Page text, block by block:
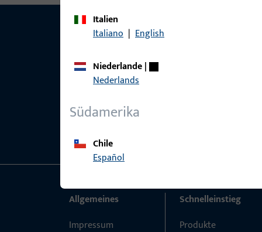
Italien
Italiano | English
Niederlande|
Nederlands
Südamerika
Chile
Español
Allgemeines
Impressum
Schnelleinstieg
Produkte